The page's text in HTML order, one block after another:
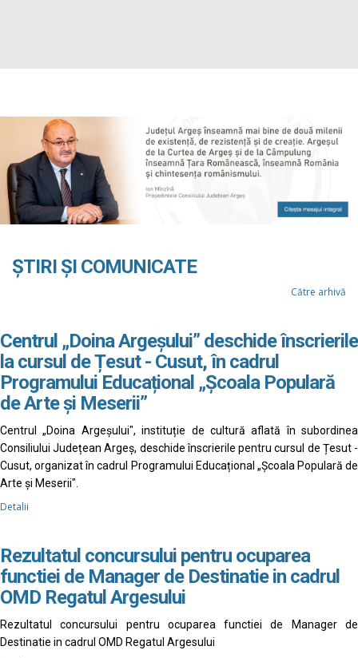
ȘTIRI ȘI COMUNICATE
Către arhivă
Centrul „Doina Argeșului” deschide înscrierile
la cursul de Țesut - Cusut, în cadrul
Programului Educațional „Școala Populară
de Arte și Meserii”
Centrul „Doina Argeșului", instituție de cultură aflată în subordinea
Consiliului Județean Argeș, deschide înscrierile pentru cursul de Țesut -
Cusut, organizat în cadrul Programului Educațional „Școala Populară de
Arte și Meserii".
Detalii
Rezultatul concursului pentru ocuparea
functiei de Manager de Destinatie in cadrul
OMD Regatul Argesului
Rezultatul concursului pentru ocuparea functiei de Manager de
Destinatie in cadrul OMD Regatul Argesului